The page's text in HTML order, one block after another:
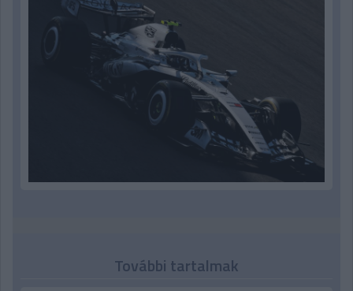
További tartalmak